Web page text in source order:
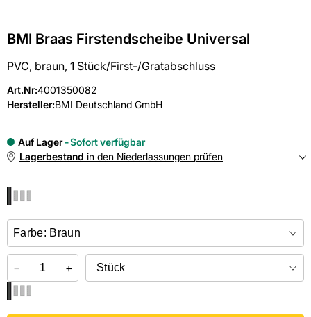
BMI Braas Firstendscheibe Universal
PVC, braun, 1 Stück/First-/Gratabschluss
Art.Nr:4001350082
Hersteller:BMI Deutschland GmbH
Auf Lager
Sofort verfügbar
Lagerbestand in den Niederlassungen prüfen
Online kaufen &
− +